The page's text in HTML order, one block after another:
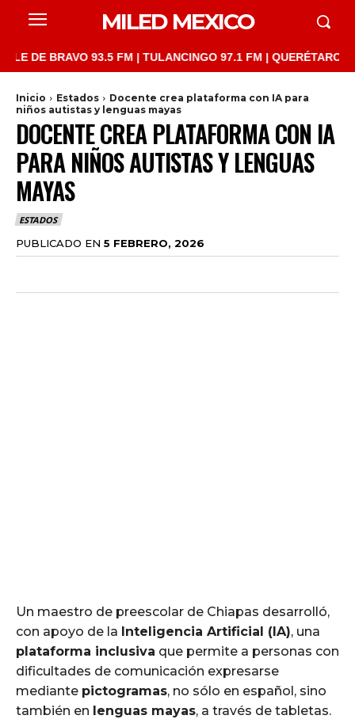
MILED MEXICO
BRAVO 93.5 FM | TULANCINGO 97.1 FM | QUERÉTARO
Inicio Estados
Docente crea plataforma con IA para
niños autistas y lenguas mayas
DOCENTE CREA PLATAFORMA CON IA
PARA NIÑOS AUTISTAS Y LENGUAS
MAYAS
ESTADOS
PUBLICADO EN 5 FEBRERO, 2026
Un maestro de preescolar de Chiapas desarrolló,
con apoyo de la Inteligencia Artificial (IA), una
plataforma inclusiva que permite a personas con
dificultades de comunicación expresarse
mediante pictogramas, no sólo en español, sino
también en lenguas mayas, a través de tabletas.